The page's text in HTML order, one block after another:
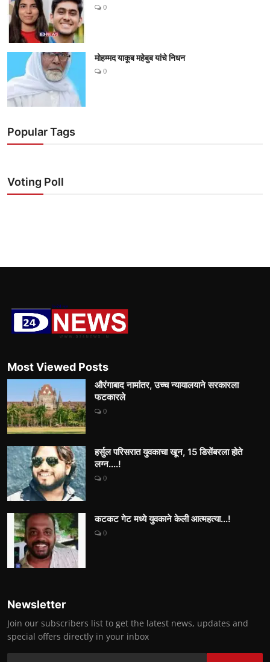
0
मोहम्मद याकूब महेबुब यांचे निधन
0
Popular Tags
Voting Poll
Most Viewed Posts
औरंगाबाद नामांतर, उच्च न्यायालयाने सरकारला
फटकारले
0
हर्सुल परिसरात युवकाचा खून, 15 डिसेंबरला होते
लग्न....!
0
कटकट गेट मध्ये युवकाने केली आत्महत्या...!
0
Newsletter
Join our subscribers list to get the latest news, updates and
special offers directly in your inbox